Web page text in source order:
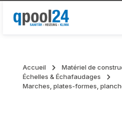
Passer au contenu principal
Accueil
Matériel de
Échelles & Échafaudages
Marches, plates-formes,